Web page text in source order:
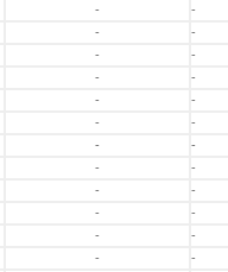
-
-
-
-
-
-
-
-
-
-
-
-
-
-
-
-
-
-
-
-
-
-
-
-